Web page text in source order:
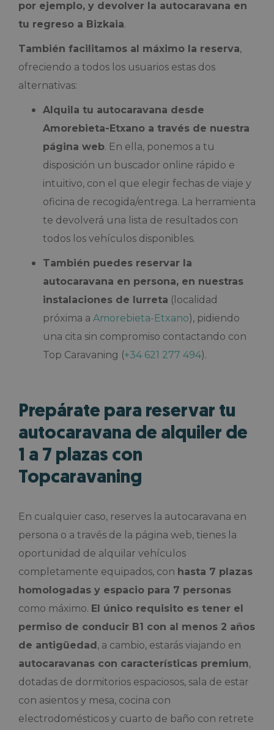
por ejemplo, y devolver la autocaravana en
tu regreso a Bizkaia.
También facilitamos al máximo la reserva,
ofreciendo a todos los usuarios estas dos
alternativas:
Alquila tu autocaravana desde
Amorebieta-Etxano a través de nuestra
página web. En ella, ponemos a tu
disposición un buscador online rápido e
intuitivo, con el que elegir fechas de viaje y
oficina de recogida/entrega. La herramienta
te devolverá una lista de resultados con
todos los vehículos disponibles.
También puedes reservar la
autocaravana en persona, en nuestras
instalaciones de Iurreta (localidad
próxima a Amorebieta-Etxano), pidiendo
una cita sin compromiso contactando con
Top Caravaning (+34 621 277 494).
Prepárate para reservar tu
autocaravana de alquiler de
1 a 7 plazas con
Topcaravaning
En cualquier caso, reserves la autocaravana en
persona o a través de la página web, tienes la
oportunidad de alquilar vehículos
completamente equipados, con hasta 7 plazas
homologadas y espacio para 7 personas
como máximo. El único requisito es tener el
permiso de conducir B1 con al menos 2 años
de antigüedad , a cambio, estarás viajando en
autocaravanas con características premium,
dotadas de dormitorios espaciosos, sala de estar
con asientos y mesa, cocina con
electrodomésticos y cuarto de baño con retrete